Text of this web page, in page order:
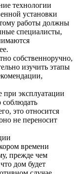
технологии
установки
работы должны
специалисты,
собственноручно,
изучить этапы
при эксплуатации
это относится
не переносит
времени
прежде чем
дом будет